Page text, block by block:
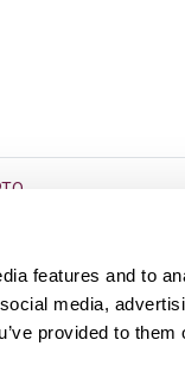
features and to
media,
provided to them
di vendita
dell’usato